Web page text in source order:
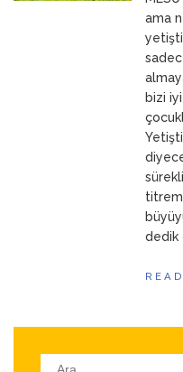
ANNEM
ama
bizi
dedik
Arama: